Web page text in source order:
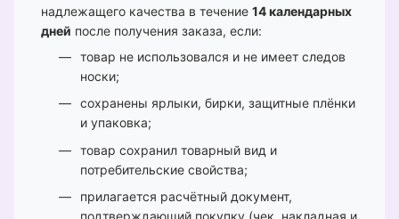
надлежащего качества в течение 14 календарных
дней после получения заказа, если:
товар не использовался и не имеет следов
носки;
сохранены ярлыки, бирки, защитные плёнки
и упаковка;
товар сохранил товарный вид и
потребительские свойства;
прилагается расчётный документ,
подтверждающий покупку (чек, накладная и